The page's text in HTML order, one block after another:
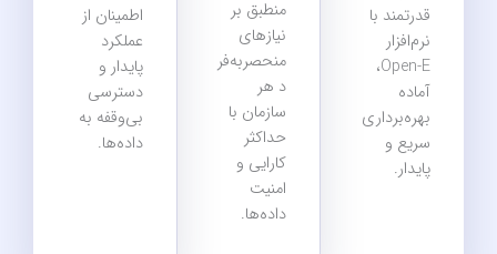
قدرتمند با
نرم‌افزار
Open‑E،
آماده
بهره‌برداری
سریع و
پایدار.
منطبق بر
نیازهای
منحصربه‌فر
د هر
سازمان با
حداکثر
کارایی و
امنیت
داده‌ها.
اطمینان از
عملکرد
پایدار و
دسترسی
بی‌وقفه به
داده‌ها.